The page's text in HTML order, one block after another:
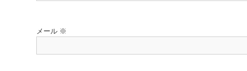
メール ※